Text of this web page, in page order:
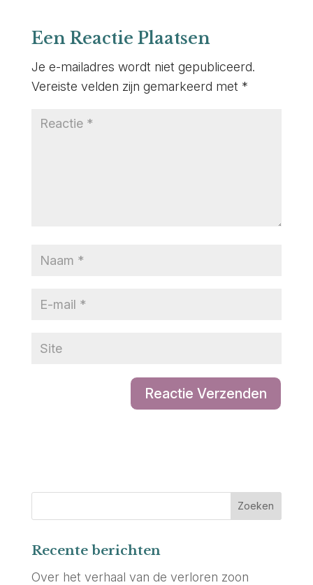
Een Reactie Plaatsen
Je e-mailadres wordt niet gepubliceerd.
Vereiste velden zijn gemarkeerd met *
Recente berichten
Over het verhaal van de verloren zoon